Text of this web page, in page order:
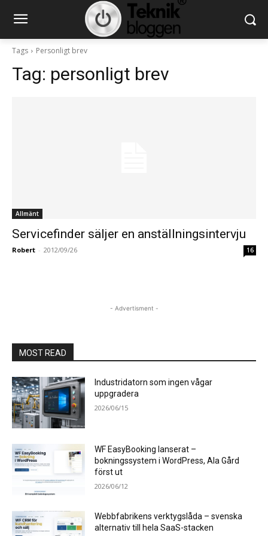
Tags Personligt brev
Tag: personligt brev
Allmänt
Servicefinder säljer en anställningsintervju
Robert - 2012/09/26 16
- Advertisment -
MOST READ
Industridatorn som ingen vågar
uppgradera
2026/06/15
WF EasyBooking lanserat –
bokningssystem i WordPress, Ala Gård
först ut
2026/06/12
Webbfabrikens verktygslåda – svenska
alternativ till hela SaaS-stacken